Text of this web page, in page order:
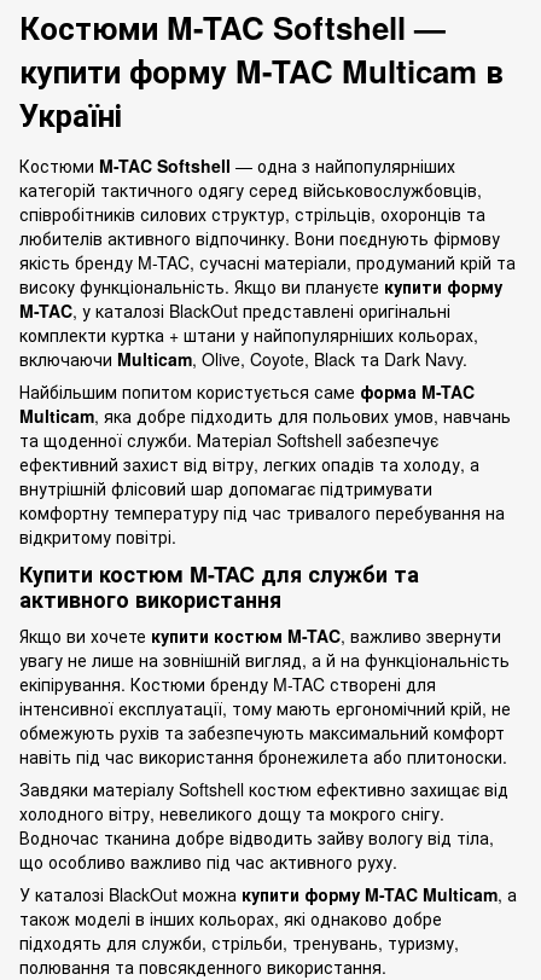
Костюми M-TAC Softshell —
купити форму M-TAC Multicam в
Україні
Костюми M-TAC Softshell — одна з найпопулярніших
категорій тактичного одягу серед військовослужбовців,
співробітників силових структур, стрільців, охоронців та
любителів активного відпочинку. Вони поєднують фірмову
якість бренду M-TAC, сучасні матеріали, продуманий крій та
високу функціональність. Якщо ви плануєте купити форму
M-TAC, у каталозі BlackOut представлені оригінальні
комплекти куртка + штани у найпопулярніших кольорах,
включаючи Multicam, Olive, Coyote, Black та Dark Navy.
Найбільшим попитом користується саме форма M-TAC
Multicam, яка добре підходить для польових умов, навчань
та щоденної служби. Матеріал Softshell забезпечує
ефективний захист від вітру, легких опадів та холоду, а
внутрішній флісовий шар допомагає підтримувати
комфортну температуру під час тривалого перебування на
відкритому повітрі.
Купити костюм M-TAC для служби та
активного використання
Якщо ви хочете купити костюм M-TAC, важливо звернути
увагу не лише на зовнішній вигляд, а й на функціональність
екіпірування. Костюми бренду M-TAC створені для
інтенсивної експлуатації, тому мають ергономічний крій, не
обмежують рухів та забезпечують максимальний комфорт
навіть під час використання бронежилета або плитоноски.
Завдяки матеріалу Softshell костюм ефективно захищає від
холодного вітру, невеликого дощу та мокрого снігу.
Водночас тканина добре відводить зайву вологу від тіла,
що особливо важливо під час активного руху.
У каталозі BlackOut можна купити форму M-TAC Multicam, а
також моделі в інших кольорах, які однаково добре
підходять для служби, стрільби, тренувань, туризму,
полювання та повсякденного використання.